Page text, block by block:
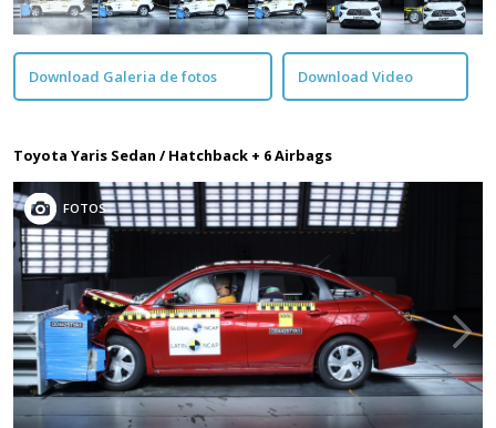
Download Galeria de fotos Download Video
Toyota Yaris Sedan / Hatchback + 6 Airbags
FOTOS